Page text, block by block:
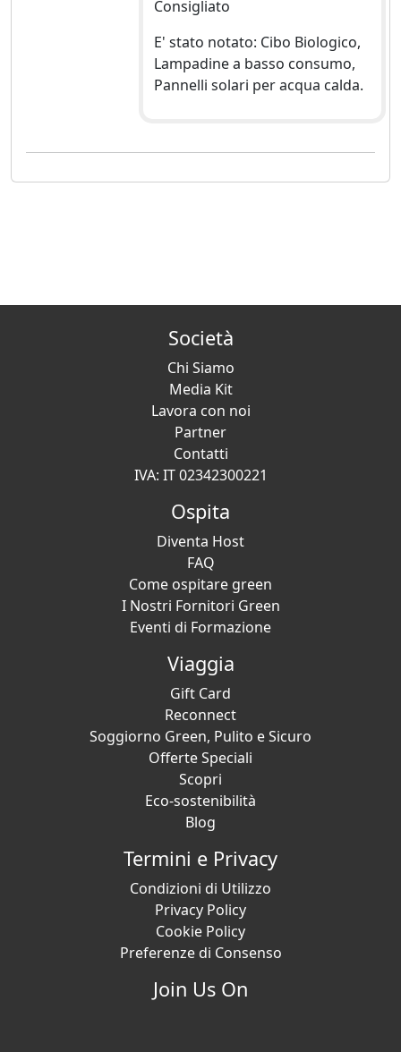
Consigliato
E' stato notato: Cibo Biologico,
Lampadine a basso consumo,
Pannelli solari per acqua calda.
Società
Chi Siamo
Media Kit
Lavora con noi
Partner
Contatti
IVA: IT 02342300221
Ospita
Diventa Host
FAQ
Come ospitare green
I Nostri Fornitori Green
Eventi di Formazione
Viaggia
Gift Card
Reconnect
Soggiorno Green, Pulito e Sicuro
Offerte Speciali
Scopri
Eco-sostenibilità
Blog
Termini e Privacy
Condizioni di Utilizzo
Privacy Policy
Cookie Policy
Preferenze di Consenso
Join Us On